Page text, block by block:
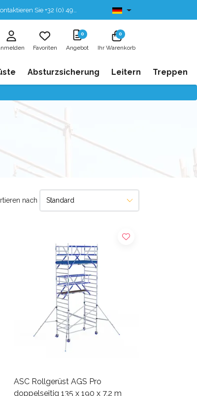
Sie +32 (0) 496 532 330 Ab lager lieferbar
Favoriten
0
Angebot
0
Ihr Warenkorb
Absturzsicherung Leitern Treppen
nach
ASC Rollgerüst AGS Pro
doppelseitig 135 x 190 x 7,2 m